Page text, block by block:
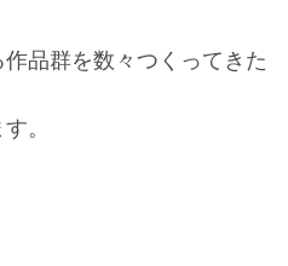
品群を数々つくってきた
。